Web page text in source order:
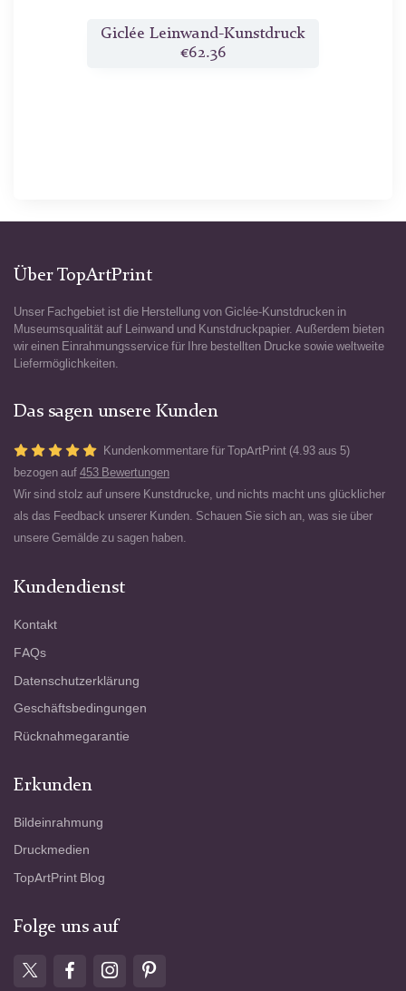
Giclée Leinwand-Kunstdruck
€62.36
Über TopArtPrint
Unser Fachgebiet ist die Herstellung von Giclée-Kunstdrucken in
Museumsqualität auf Leinwand und Kunstdruckpapier. Außerdem bieten
wir einen Einrahmungsservice für Ihre bestellten Drucke sowie weltweite
Liefermöglichkeiten.
Das sagen unsere Kunden
Kundenkommentare für TopArtPrint (4.93 aus 5)
bezogen auf 453 Bewertungen
Wir sind stolz auf unsere Kunstdrucke, und nichts macht uns glücklicher
als das Feedback unserer Kunden. Schauen Sie sich an, was sie über
unsere Gemälde zu sagen haben.
Kundendienst
Kontakt
FAQs
Datenschutzerklärung
Geschäftsbedingungen
Rücknahmegarantie
Erkunden
Bildeinrahmung
Druckmedien
TopArtPrint Blog
Folge uns auf